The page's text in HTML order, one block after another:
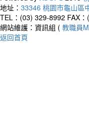
地址： 33346 桃園市龜山區
TEL：(03) 329-8992 FAX
網站維護：資訊組 ( 教職員
返回首頁